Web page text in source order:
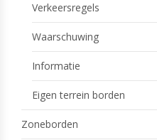
Verkeersregels
Waarschuwing
Informatie
Eigen terrein borden
Zoneborden